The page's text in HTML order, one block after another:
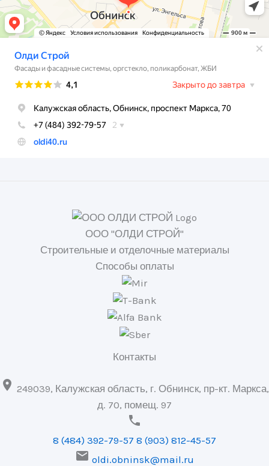
ООО "ОЛДИ СТРОЙ"
Строительные и отделочные материалы
Способы оплаты
Контакты
 249039, Калужская область, г. Обнинск, пр-кт. Маркса,
д. 70, помещ. 97

8 (484) 392-79-57 8 (903) 812-45-57
 oldi.obninsk@mail.ru